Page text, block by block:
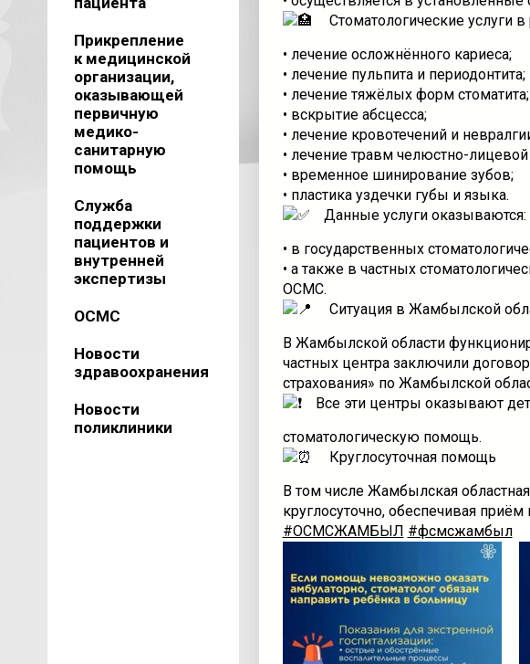
Прикрепление
к медицинской
организации,
оказывающей
первичную
медико-
санитарную
помощь
Служба
поддержки
пациентов и
внутренней
экспертизы
ОСМС
Новости
здравоохранения
Новости
поликлиники
Стоматологические услуги
• лечение осложнённого кариеса;
• лечение пульпита и периодонтита;
• лечение тяжёлых форм стоматита;
• вскрытие абсцесса;
• лечение кровотечений и
• лечение травм челюстно-лицевой
• временное шинирование зубов;
• пластика уздечки губы и языка.
Данные услуги оказываются:
• в государственных
• а также в частных
ОСМС.
Ситуация в Жамбылской
В Жамбылской области
частных центра заключили
страхования» по Жамбылской
Все эти центры оказывают
стоматологическую помощь.
Круглосуточная помощь
В том числе Жамбылская областная
круглосуточно, обеспечивая
#ОСМСЖАМБЫЛ #фсмсжамбыл